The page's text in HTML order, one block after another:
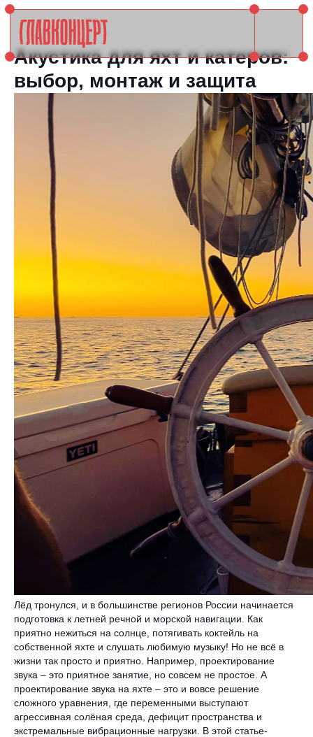
Акустика для яхт и катеров:
выбор, монтаж и защита
Лёд тронулся, и в большинстве регионов России начинается
подготовка к летней речной и морской навигации. Как
приятно нежиться на солнце, потягивать коктейль на
собственной яхте и слушать любимую музыку! Но не всё в
жизни так просто и приятно. Например, проектирование
звука – это приятное занятие, но совсем не простое. А
проектирование звука на яхте – это и вовсе решение
сложного уравнения, где переменными выступают
агрессивная солёная среда, дефицит пространства и
экстремальные вибрационные нагрузки. В этой статье-